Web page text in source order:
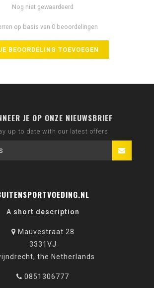
Nog niet gewaardeerd
op basis van 0 beoordelingen
BEOORDELING TOEVOEGEN
JE OP ONZE NIEUWSBRIEF
up to date with our latest offers
A short description
Mauvestraat 28
3331VJ
the Netherlands
0851306777